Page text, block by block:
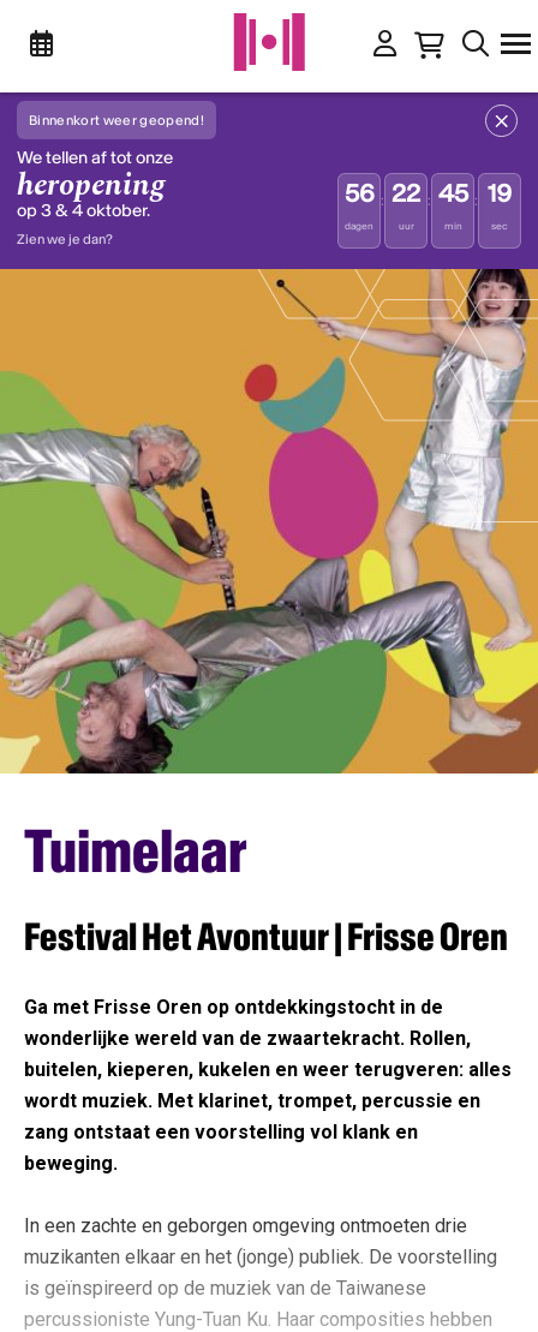
Binnenkort weer geopend!
We tellen af tot onze
heropening
op 3 & 4 oktober.
Zien we je dan?
56
dagen
: 22
uur
: 45
min
: 19
sec
Tuimelaar
Festival Het Avontuur | Frisse Oren
Ga met Frisse Oren op ontdekkingstocht in de
wonderlijke wereld van de zwaartekracht. Rollen,
buitelen, kieperen, kukelen en weer terugveren: alles
wordt muziek. Met klarinet, trompet, percussie en
zang ontstaat een voorstelling vol klank en
beweging.
In een zachte en geborgen omgeving ontmoeten drie
muzikanten elkaar en het (jonge) publiek. De voorstelling
is geïnspireerd op de muziek van de Taiwanese
percussioniste Yung-Tuan Ku. Haar composities hebben